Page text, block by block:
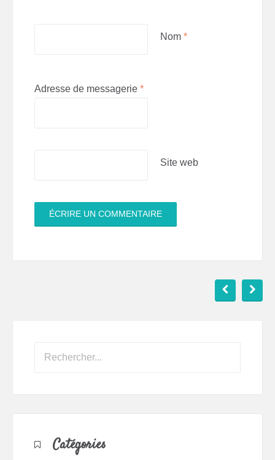
Nom *
Adresse de messagerie *
Site web
Catégories